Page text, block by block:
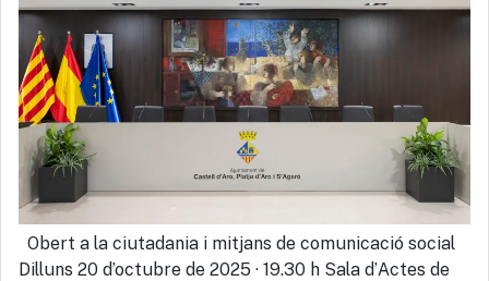
Obert a la ciutadania i mitjans de comunicació social
Dilluns 20 d’octubre de 2025 · 19.30 h Sala d’Actes de